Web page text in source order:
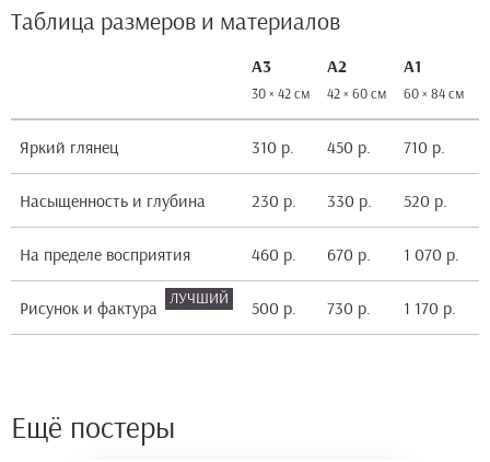
Таблица размеров и материалов
А3
30 × 42 см
А2
42 × 60 см
А1
60 × 84 см
Яркий глянец 310 р. 450 р. 710 р.
Насыщенность и глубина 230 р. 330 р. 520 р.
На пределе восприятия 460 р. 670 р. 1 070 р.
Рисунок и фактура 500 р. 730 р. 1 170 р.
Ещё постеры